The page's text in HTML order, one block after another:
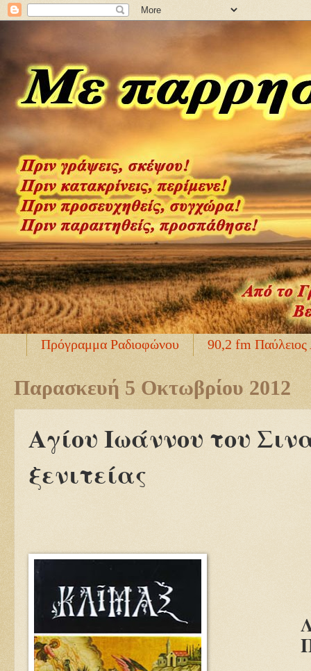
Πρόγραμμα Ραδιοφώνου 90,2 fm
Παρασκευή 5 Οκτωβρίου 2012
Αγίου Ιωάννου του
ξενιτείας